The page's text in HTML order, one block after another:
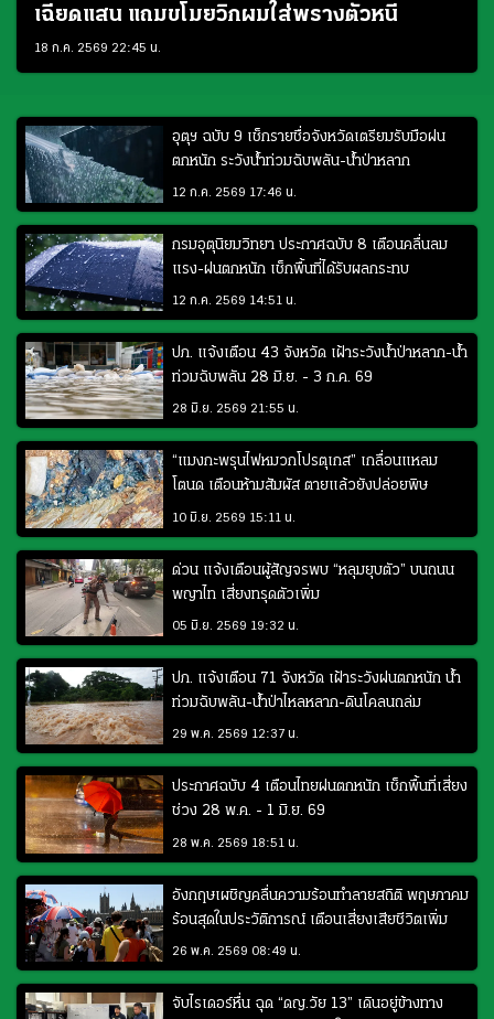
เฉียดแสน แถมขโมยวิกผมใส่พรางตัวหนี
18 ก.ค. 2569 22:45 น.
อุตุฯ ฉบับ 9 เช็กรายชื่อจังหวัดเตรียมรับมือฝน
ตกหนัก ระวังน้ำท่วมฉับพลัน-น้ำป่าหลาก
12 ก.ค. 2569 17:46 น.
กรมอุตุนิยมวิทยา ประกาศฉบับ 8 เตือนคลื่นลม
แรง-ฝนตกหนัก เช็กพื้นที่ได้รับผลกระทบ
12 ก.ค. 2569 14:51 น.
ปภ. แจ้งเตือน 43 จังหวัด เฝ้าระวังน้ำป่าหลาก-น้ำ
ท่วมฉับพลัน 28 มิ.ย. - 3 ก.ค. 69
28 มิ.ย. 2569 21:55 น.
“แมงกะพรุนไฟหมวกโปรตุเกส” เกลื่อนแหลม
โตนด เตือนห้ามสัมผัส ตายแล้วยังปล่อยพิษ
10 มิ.ย. 2569 15:11 น.
ด่วน แจ้งเตือนผู้สัญจรพบ “หลุมยุบตัว” บนถนน
พญาไท เสี่ยงทรุดตัวเพิ่ม
05 มิ.ย. 2569 19:32 น.
ปภ. แจ้งเตือน 71 จังหวัด เฝ้าระวังฝนตกหนัก น้ำ
ท่วมฉับพลัน-น้ำป่าไหลหลาก-ดินโคลนถล่ม
29 พ.ค. 2569 12:37 น.
ประกาศฉบับ 4 เตือนไทยฝนตกหนัก เช็กพื้นที่เสี่ยง
ช่วง 28 พ.ค. - 1 มิ.ย. 69
28 พ.ค. 2569 18:51 น.
อังกฤษเผชิญคลื่นความร้อนทำลายสถิติ พฤษภาคม
ร้อนสุดในประวัติการณ์ เตือนเสี่ยงเสียชีวิตเพิ่ม
26 พ.ค. 2569 08:49 น.
จับไรเดอร์หื่น ฉุด “ดญ.วัย 13” เดินอยู่ข้างทาง